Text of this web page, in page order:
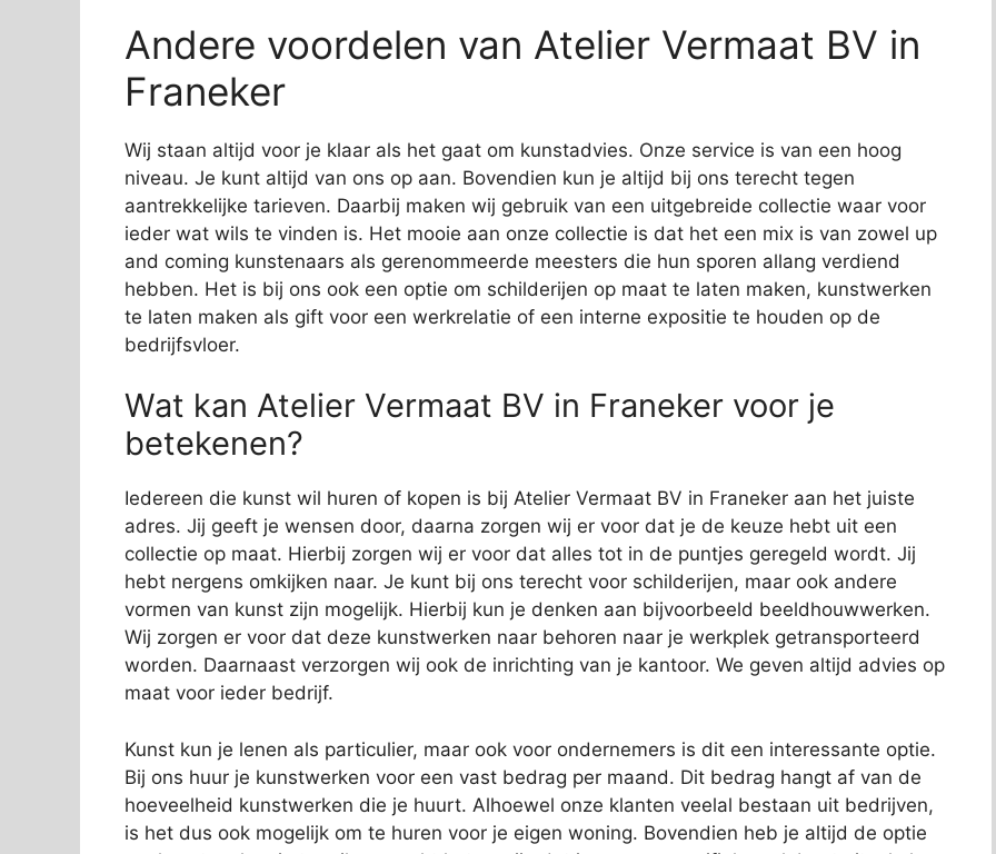
Andere voordelen van Atelier Vermaat BV in
Franeker
Wij staan altijd voor je klaar als het gaat om kunstadvies. Onze service is van een hoog
niveau. Je kunt altijd van ons op aan. Bovendien kun je altijd bij ons terecht tegen
aantrekkelijke tarieven. Daarbij maken wij gebruik van een uitgebreide collectie waar voor
ieder wat wils te vinden is. Het mooie aan onze collectie is dat het een mix is van zowel up
and coming kunstenaars als gerenommeerde meesters die hun sporen allang verdiend
hebben. Het is bij ons ook een optie om schilderijen op maat te laten maken, kunstwerken
te laten maken als gift voor een werkrelatie of een interne expositie te houden op de
bedrijfsvloer.
Wat kan Atelier Vermaat BV in Franeker voor je
betekenen?
Iedereen die kunst wil huren of kopen is bij Atelier Vermaat BV in Franeker aan het juiste
adres. Jij geeft je wensen door, daarna zorgen wij er voor dat je de keuze hebt uit een
collectie op maat. Hierbij zorgen wij er voor dat alles tot in de puntjes geregeld wordt. Jij
hebt nergens omkijken naar. Je kunt bij ons terecht voor schilderijen, maar ook andere
vormen van kunst zijn mogelijk. Hierbij kun je denken aan bijvoorbeeld beeldhouwwerken.
Wij zorgen er voor dat deze kunstwerken naar behoren naar je werkplek getransporteerd
worden. Daarnaast verzorgen wij ook de inrichting van je kantoor. We geven altijd advies op
maat voor ieder bedrijf.
Kunst kun je lenen als particulier, maar ook voor ondernemers is dit een interessante optie.
Bij ons huur je kunstwerken voor een vast bedrag per maand. Dit bedrag hangt af van de
hoeveelheid kunstwerken die je huurt. Alhoewel onze klanten veelal bestaan uit bedrijven,
is het dus ook mogelijk om te huren voor je eigen woning. Bovendien heb je altijd de optie